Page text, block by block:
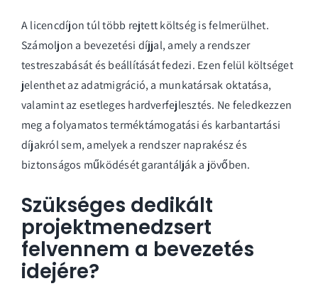
A licencdíjon túl több rejtett költség is felmerülhet.
Számoljon a bevezetési díjjal, amely a rendszer
testreszabását és beállítását fedezi. Ezen felül költséget
jelenthet az adatmigráció, a munkatársak oktatása,
valamint az esetleges hardverfejlesztés. Ne feledkezzen
meg a folyamatos terméktámogatási és karbantartási
díjakról sem, amelyek a rendszer naprakész és
biztonságos működését garantálják a jövőben.
Szükséges dedikált
projektmenedzsert
felvennem a bevezetés
idejére?